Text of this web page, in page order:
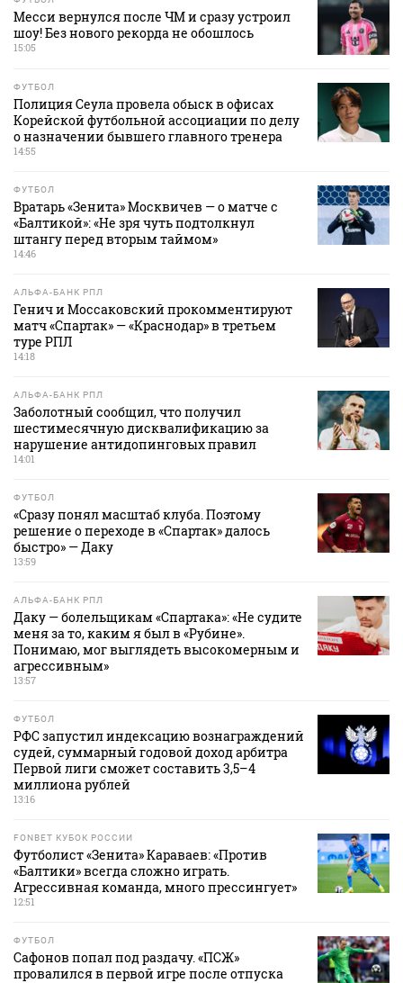
Месси вернулся после ЧМ и сразу устроил
шоу! Без нового рекорда не обошлось
15:05
ФУТБОЛ
Полиция Сеула провела обыск в офисах
Корейской футбольной ассоциации по делу
о назначении бывшего главного тренера
14:55
ФУТБОЛ
Вратарь «Зенита» Москвичев — о матче с
«Балтикой»: «Не зря чуть подтолкнул
штангу перед вторым таймом»
14:46
АЛЬФА-БАНК РПЛ
Генич и Моссаковский прокомментируют
матч «Спартак» — «Краснодар» в третьем
туре РПЛ
14:18
АЛЬФА-БАНК РПЛ
Заболотный сообщил, что получил
шестимесячную дисквалификацию за
нарушение антидопинговых правил
14:01
ФУТБОЛ
«Сразу понял масштаб клуба. Поэтому
решение о переходе в «Спартак» далось
быстро» — Даку
13:59
АЛЬФА-БАНК РПЛ
Даку — болельщикам «Спартака»: «Не судите
меня за то, каким я был в «Рубине».
Понимаю, мог выглядеть высокомерным и
агрессивным»
13:57
ФУТБОЛ
РФС запустил индексацию вознаграждений
судей, суммарный годовой доход арбитра
Первой лиги сможет составить 3,5–4
миллиона рублей
13:16
FONBET КУБОК РОССИИ
Футболист «Зенита» Караваев: «Против
«Балтики» всегда сложно играть.
Агрессивная команда, много прессингует»
12:51
ФУТБОЛ
Сафонов попал под раздачу. «ПСЖ»
провалился в первой игре после отпуска